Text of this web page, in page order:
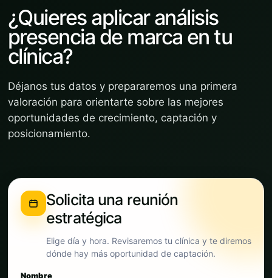
¿Quieres aplicar análisis
presencia de marca en tu
clínica?
Déjanos tus datos y prepararemos una primera
valoración para orientarte sobre las mejores
oportunidades de crecimiento, captación y
posicionamiento.
Solicita una reunión
estratégica
Elige día y hora. Revisaremos tu clínica y te diremos
dónde hay más oportunidad de captación.
Nombre